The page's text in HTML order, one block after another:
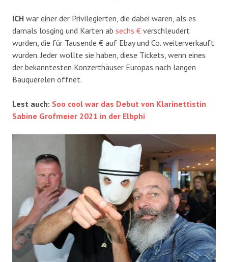
ICH war einer der Privilegierten, die dabei waren, als es
damals losging und Karten ab sechs € verschleudert
wurden, die für Tausende € auf Ebay und Co. weiterverkauft
wurden. Jeder wollte sie haben, diese Tickets, wenn eines
der bekanntesten Konzerthäuser Europas nach langen
Bauquerelen öffnet.
Lest auch: Soo cool war das Debut von Klarinettistin
Sabine Grofmeier 2021 in der Elbphi